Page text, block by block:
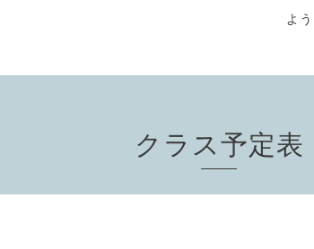
よ
クラス予定表